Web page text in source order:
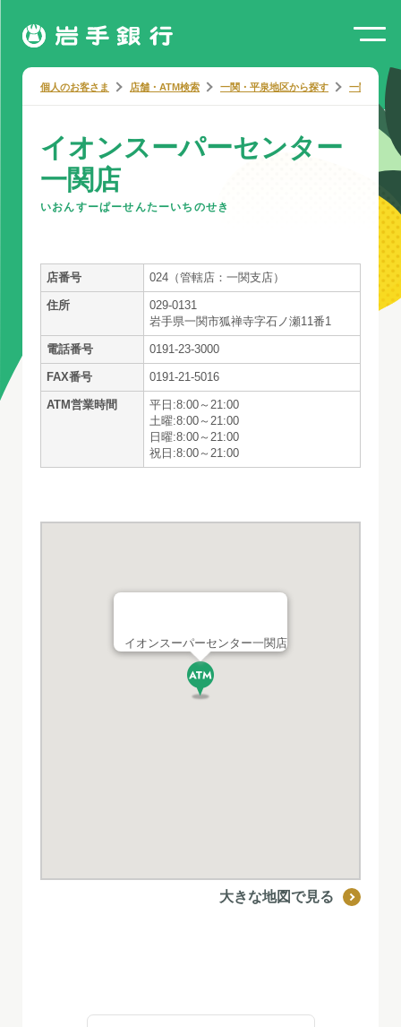
個人のお客さま 店舗・ATM検索 一関・平泉地区から探す 一関市から
イオンスーパーセンター
一関店
いおんすーぱーせんたーいちのせき
店番号 024（管轄店：一関支店）
住所
029-0131
岩手県一関市狐禅寺字石ノ瀬11番1
電話番号 0191-23-3000
FAX番号 0191-21-5016
ATM営業時間
平日:8:00～21:00
土曜:8:00～21:00
日曜:8:00～21:00
祝日:8:00～21:00
イオンスーパーセンター一関店
大きな地図で見る